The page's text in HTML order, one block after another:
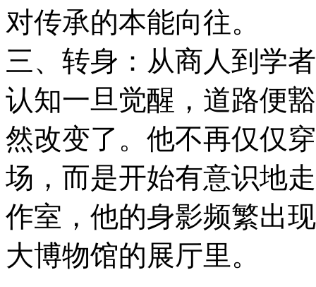
对传承的本能向往。
三、转身：从商人到学
认知一旦觉醒，道路便
然改变了。他不再仅仅
场，而是开始有意识地
作室，他的身影频繁出
大博物馆的展厅里。